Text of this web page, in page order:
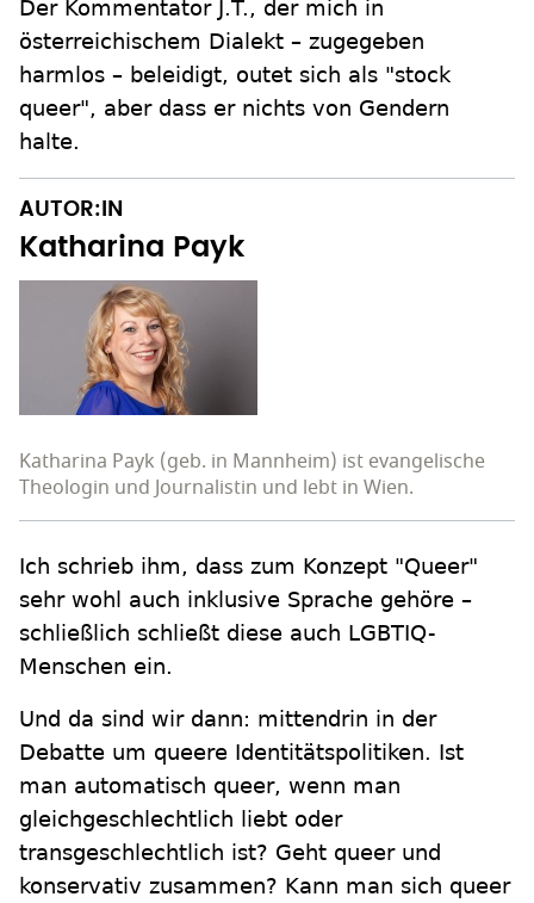
Der Kommentator J.T., der mich in
österreichischem Dialekt – zugegeben
harmlos – beleidigt, outet sich als "stock
queer", aber dass er nichts von Gendern
halte.
AUTOR:IN
Katharina Payk
Katharina Payk (geb. in Mannheim) ist evangelische
Theologin und Journalistin und lebt in Wien.
Ich schrieb ihm, dass zum Konzept "Queer"
sehr wohl auch inklusive Sprache gehöre –
schließlich schließt diese auch LGBTIQ-
Menschen ein.
Und da sind wir dann: mittendrin in der
Debatte um queere Identitätspolitiken. Ist
man automatisch queer, wenn man
gleichgeschlechtlich liebt oder
transgeschlechtlich ist? Geht queer und
konservativ zusammen? Kann man sich queer